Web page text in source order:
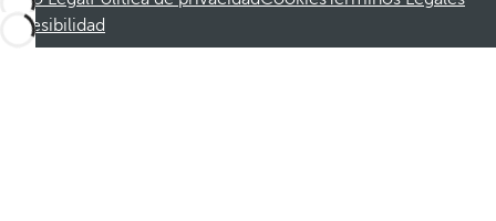
Accesibilidad